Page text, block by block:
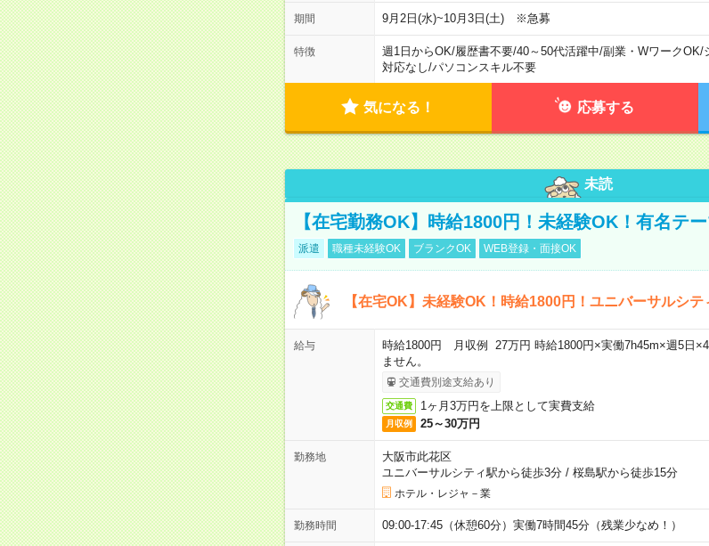
期間 9月2日(水)~10月3日(土) ※急募
特徴 週1日からOK/履歴書不要/40～50代活躍中/副業・WワークOK/
対応なし/パソコンスキル不要
気になる！ 応募する
未読
【在宅勤務OK】時給1800円！未経験OK！有名テ
派遣 職種未経験OK ブランクOK WEB登録・面接OK
【在宅OK】未経験OK！時給1800円！ユニバーサルシテ
給与
時給1800円 月収例 27万円 時給1800円×実働7h45m×週5日
ません。
交通費別途支給あり
交通費 1ヶ月3万円を上限として実費支給
月収例 25～30万円
勤務地
大阪市此花区
ユニバーサルシティ駅から徒歩3分/ 桜島駅から徒歩15分
ホテル・レジャ－業
勤務時間 09:00-17:45（休憩60分）実働7時間45分（残業少なめ！）